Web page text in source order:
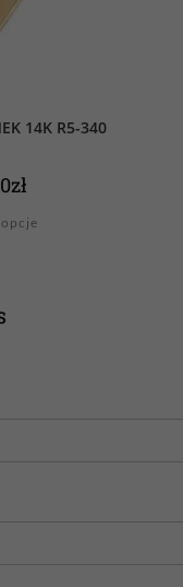
14K R5-340
zł